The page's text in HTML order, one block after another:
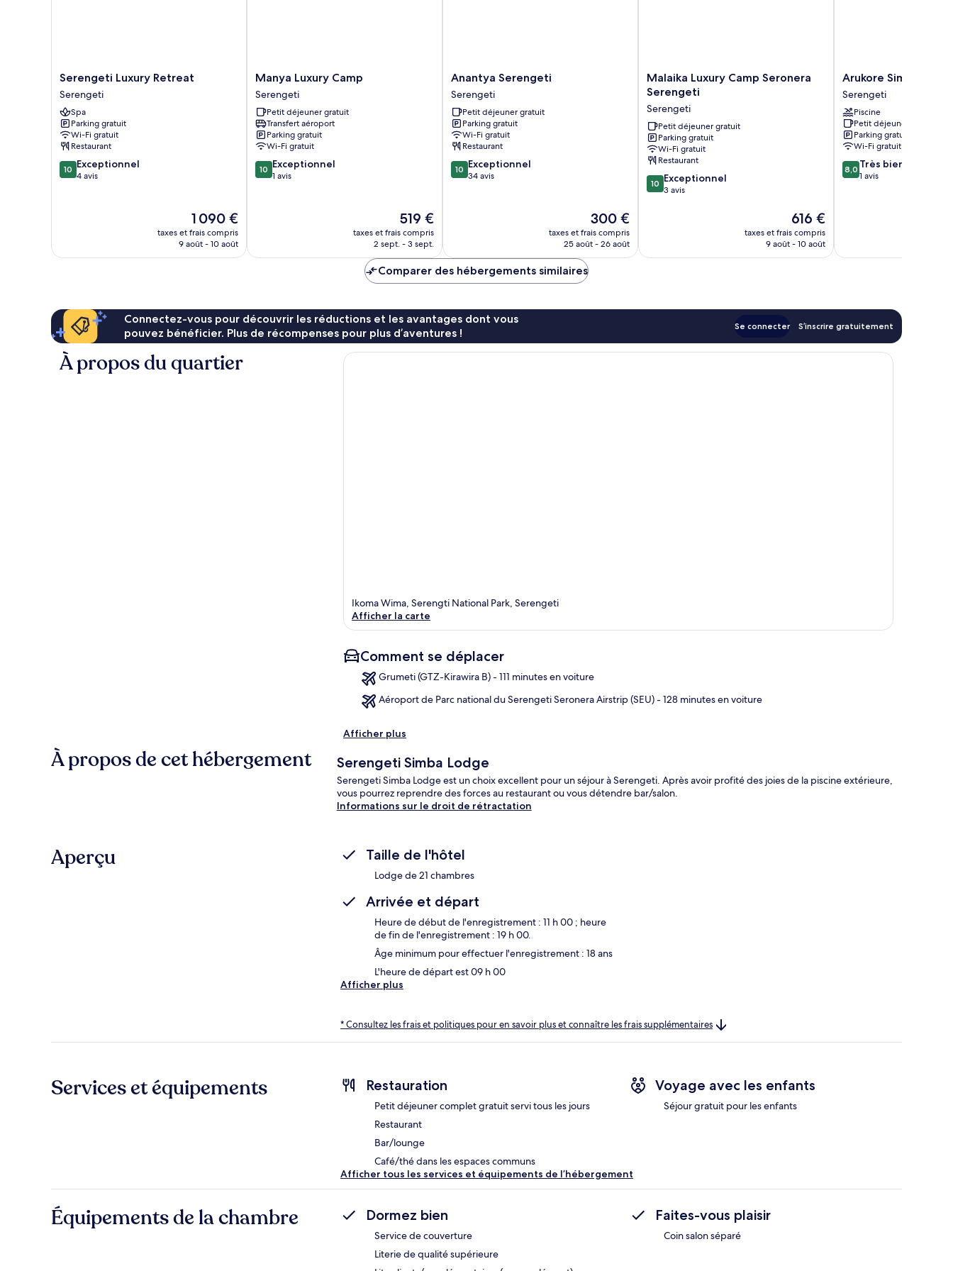
Serengeti
Luxury
Retreat
Serengeti
Serengeti Luxury Retreat
Serengeti
Spa
Parking gratuit
Wi-Fi gratuit
Restaurant
10.0
sur
10 Exceptionnel
4 avis
Le
nouveau
prix
1 090 €
taxes et frais compris
9 août - 10 août
Manya
Luxury
Camp
Serengeti
Manya Luxury Camp
Serengeti
Petit déjeuner gratuit
Transfert aéroport
Parking gratuit
Wi-Fi gratuit
10.0
sur
10 Exceptionnel
1 avis
Le
nouveau
prix
de
519 €
519 €
taxes et frais compris
2 sept. - 3 sept.
Anantya
Serengeti
Serengeti
Anantya Serengeti
Serengeti
Petit déjeuner gratuit
Parking gratuit
Wi-Fi gratuit
Restaurant
10.0
sur
10 Exceptionnel
34 avis
Le
nouveau
prix
300 €
taxes et frais compris
25 août - 26 août
Malaika
Luxury
Seronera
Serengeti
Serengeti
Malaika Luxury Camp Seronera
Serengeti
Serengeti
Petit déjeuner gratuit
Parking gratuit
Wi-Fi gratuit
Restaurant
10.0
sur
10 Exceptionnel
3 avis
Le
nouveau
prix
616 €
taxes et frais compris
9 août - 10 août
Arukore
Simba
Camp-
Serengeti
Serengeti
Arukore Simba
Serengeti
Piscine
Petit déjeuner gratuit
Parking gratuit
Wi-Fi gratuit
8.0
sur
8,0 Très bien
1 avis
Comparer des hébergements similaires
Connectez-vous pour découvrir les réductions et les avantages dont vous
pouvez bénéficier. Plus de récompenses pour plus d’aventures !
Se connecter S’inscrire gratuitement
À propos du quartier
Ikoma Wima, Serengti National Park, Serengeti
Afficher la carte
Comment se déplacer
Grumeti (GTZ-Kirawira B) - 111 minutes en voiture
Aéroport de Parc national du Serengeti Seronera Airstrip (SEU) - 128 minutes en voiture
Afficher plus
À propos de cet hébergement Serengeti Simba Lodge
Serengeti Simba Lodge est un choix excellent pour un séjour à Serengeti. Après avoir profité des joies de la piscine extérieure,
vous pourrez reprendre des forces au restaurant ou vous détendre bar/salon.
Informations sur le droit de rétractation
Aperçu Taille de l'hôtel
Lodge de 21 chambres
Arrivée et départ
Heure de début de l'enregistrement : 11 h 00 ; heure
de fin de l'enregistrement : 19 h 00.
Âge minimum pour effectuer l'enregistrement : 18 ans
L'heure de départ est 09 h 00
Afficher plus
* Consultez les frais et politiques pour en savoir plus et connaître les frais supplémentaires
Services et équipements Restauration
Petit déjeuner complet gratuit servi tous les jours
Restaurant
Bar/lounge
Café/thé dans les espaces communs
Voyage avec les enfants
Séjour gratuit pour les enfants
Afficher tous les services et équipements de l’hébergement
Équipements de la chambre Dormez bien
Service de couverture
Literie de qualité supérieure
Faites-vous plaisir
Coin salon séparé